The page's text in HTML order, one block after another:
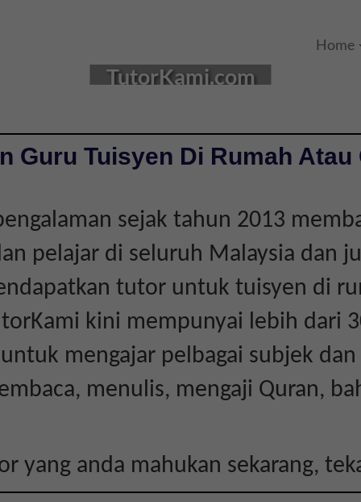
Home
TutorKami.com
Guru Tuisyen Di Rumah Atau
sejak tahun 2013
pelajar di seluruh Malaysia dan
tutor untuk tuisyen di
kini mempunyai lebih dari
mengajar pelbagai subjek
menulis, mengaji Quran,
yang anda mahukan sekarang,